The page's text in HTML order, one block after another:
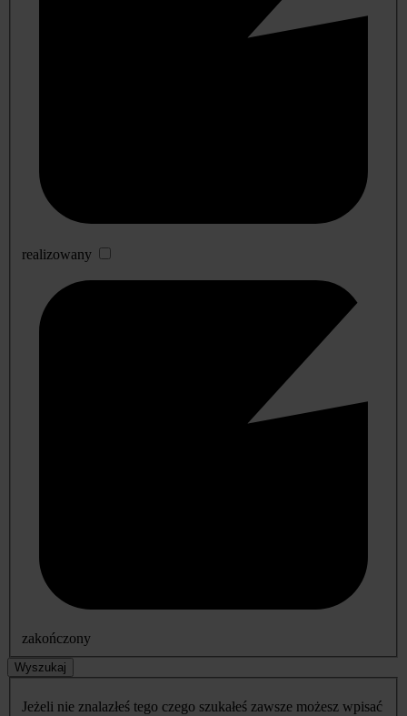
realizowany
zakończony
Wyszukaj
Jeżeli nie znalazłeś tego czego szukałeś zawsze możesz wpisać